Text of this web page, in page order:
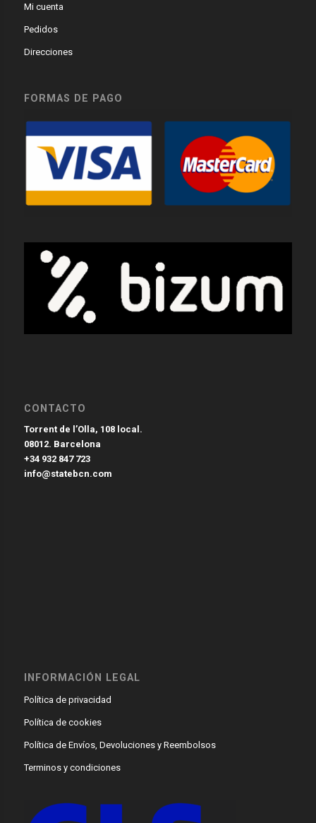
Mi cuenta
Pedidos
Direcciones
FORMAS DE PAGO
CONTACTO
Torrent de l’Olla, 108 local.
08012. Barcelona
+34 932 847 723
info@statebcn.com
INFORMACIÓN LEGAL
Política de privacidad
Política de cookies
Política de Envíos, Devoluciones y Reembolsos
Terminos y condiciones